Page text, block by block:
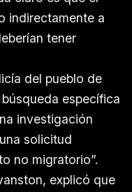
indirectamente a
tener
del pueblo de
específica
investigación
solicitud
no migratorio”.
explicó que